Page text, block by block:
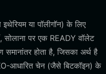
या पॉलीगॉन) के लिए
सोलाना पर एक READY वॉलेट
होता है, जिसका अर्थ है
आधारित चेन (जैसे बिटकॉइन) के